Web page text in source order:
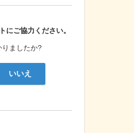
にご協力ください。
ましたか?
いいえ